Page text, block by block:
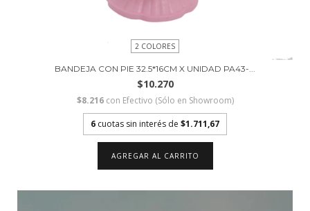
2 COLORES
BANDEJA CON PIE 32.5*16CM X UNIDAD PA43-...
$10.270
$8.216 con Efectivo (Sólo en Showroom)
6 cuotas sin interés de $1.711,67
AGREGAR AL CARRITO